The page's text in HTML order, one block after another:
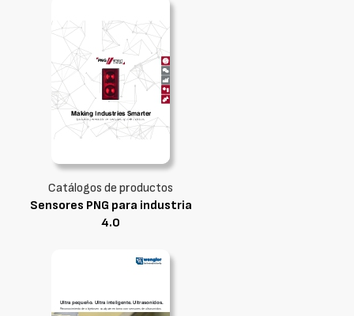
Catálogos de productos
Sensores PNG para industria
4.0